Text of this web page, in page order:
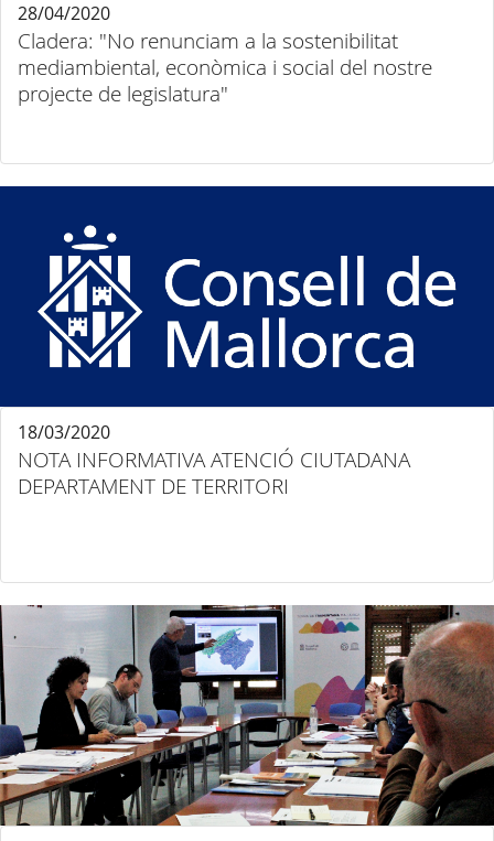
Cladera: "No renunciam a la sostenibilitat
mediambiental, econòmica i social del nostre
projecte de legislatura"
28/04/2020
NOTA INFORMATIVA ATENCIÓ CIUTADANA
DEPARTAMENT DE TERRITORI
18/03/2020